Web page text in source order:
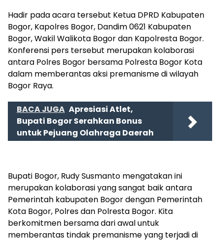
Hadir pada acara tersebut Ketua DPRD Kabupaten
Bogor, Kapolres Bogor, Dandim 0621 Kabupaten
Bogor, Wakil Walikota Bogor dan Kapolresta Bogor.
Konferensi pers tersebut merupakan kolaborasi
antara Polres Bogor bersama Polresta Bogor Kota
dalam memberantas aksi premanisme di wilayah
Bogor Raya.
BACA JUGA Apresiasi Atlet,
Bupati Bogor Serahkan Bonus
untuk Pejuang Olahraga Daerah
Bupati Bogor, Rudy Susmanto mengatakan ini
merupakan kolaborasi yang sangat baik antara
Pemerintah kabupaten Bogor dengan Pemerintah
Kota Bogor, Polres dan Polresta Bogor. Kita
berkomitmen bersama dari awal untuk
memberantas tindak premanisme yang terjadi di